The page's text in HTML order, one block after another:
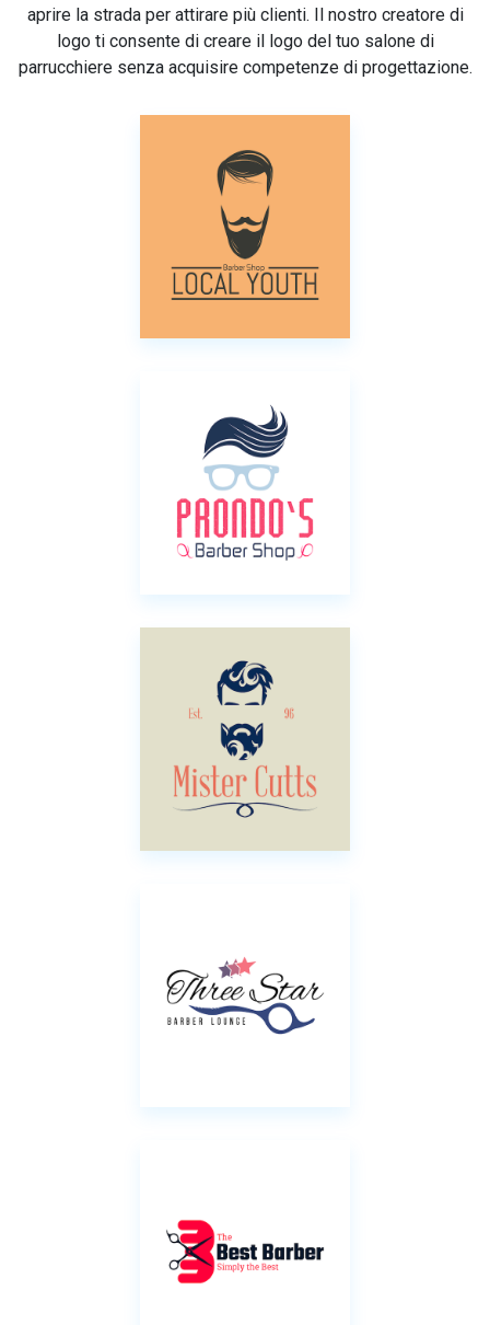
aprire la strada per attirare più clienti. Il nostro creatore di
logo ti consente di creare il logo del tuo salone di
parrucchiere senza acquisire competenze di progettazione.